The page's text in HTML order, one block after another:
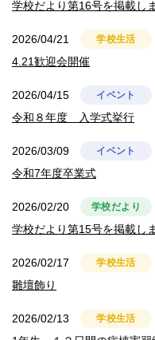
学校だより第16号を掲載し
2026/04/21 学校生活
4.21歓迎会開催
2026/04/15 イベント
令和８年度 入学式挙行
2026/03/09 イベント
令和7年度卒業式
2026/02/20 学校だより
学校だより第15号を掲載し
2026/02/17 学校生活
雛壇飾り
2026/02/13 学校生活